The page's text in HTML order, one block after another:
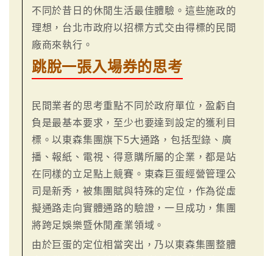
不同於昔日的休閒生活最佳體驗。這些施政的
理想，台北市政府以招標方式交由得標的民間
廠商來執行。
跳脫一張入場券的思考
民間業者的思考重點不同於政府單位，盈虧自
負是最基本要求，至少也要達到設定的獲利目
標。以東森集團旗下5大通路，包括型錄、廣
播、報紙、電視、得意購所屬的企業，都是站
在同樣的立足點上競賽。東森巨蛋經營管理公
司是新秀，被集團賦與特殊的定位，作為從虛
擬通路走向實體通路的驗證，一旦成功，集團
將跨足娛樂暨休閒產業領域。
由於巨蛋的定位相當突出，乃以東森集團整體